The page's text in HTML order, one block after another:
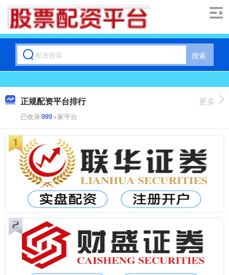
搜索
正规配资平台排行
已收录999+家平台
更多